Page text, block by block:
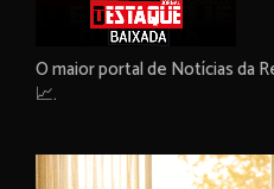
O maior portal de Notícias da
📈.